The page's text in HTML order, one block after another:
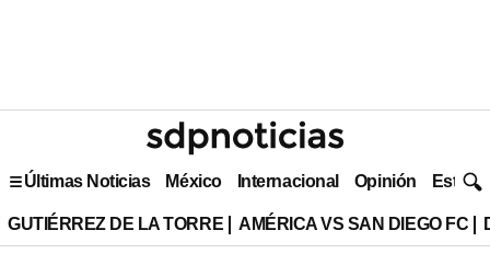
Últimas Noticias México Internacional Opinión Estilo
GUTIÉRREZ DE LA TORRE AMÉRICA VS SAN DIEGO FC